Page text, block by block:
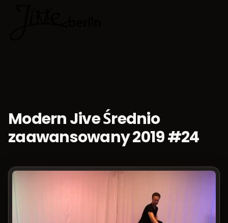
Modern Jive Średnio
zaawansowany 2019 #24